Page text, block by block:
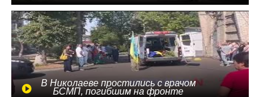
В Николаеве простились с врачом
БСМП, погибшим на фронте